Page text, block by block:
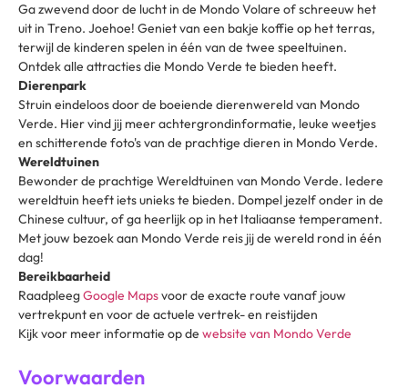
Ga zwevend door de lucht in de Mondo Volare of schreeuw het
uit in Treno. Joehoe! Geniet van een bakje koffie op het terras,
terwijl de kinderen spelen in één van de twee speeltuinen.
Ontdek alle attracties die Mondo Verde te bieden heeft.
Dierenpark
Struin eindeloos door de boeiende dierenwereld van Mondo
Verde. Hier vind jij meer achtergrondinformatie, leuke weetjes
en schitterende foto's van de prachtige dieren in Mondo Verde.
Wereldtuinen
Bewonder de prachtige Wereldtuinen van Mondo Verde. Iedere
wereldtuin heeft iets unieks te bieden. Dompel jezelf onder in de
Chinese cultuur, of ga heerlijk op in het Italiaanse temperament.
Met jouw bezoek aan Mondo Verde reis jij de wereld rond in één
dag!
Bereikbaarheid
RaadpleegGoogle Mapsvoor de exacte route vanaf jouw
vertrekpunt en voor de actuele vertrek- en reistijden
Kijk voor meer informatie op de website van Mondo Verde
Voorwaarden